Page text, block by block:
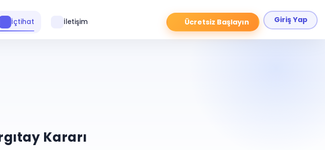
Ücretsiz Başlayın Giriş Yap
İçtihat İletişim
Kararı